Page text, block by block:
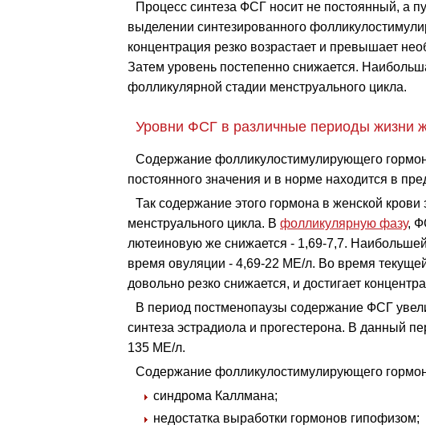
Процесс синтеза ФСГ носит не постоянный, а
выделении синтезированного
концентрация резко возрастает и превышает
Затем уровень постепенно снижается.
фолликулярной стадии менструального цикла.
Уровни ФСГ в различные периоды жизни
Содержание фолликулостимулирующего
постоянного значения и в норме находится в
Так содержание этого гормона в женской
менструального цикла. В фолликулярную фазу,
лютеиновую же снижается - 1,69-7,7.
время овуляции - 4,69-22 МЕ/л. Во время
довольно резко снижается, и достигает
В период постменопаузы содержание ФСГ
синтеза эстрадиола и прогестерона. В данный
135 МЕ/л.
Содержание фолликулостимулирующего
синдрома Каллмана;
недостатка выработки гормонов гипофизом;